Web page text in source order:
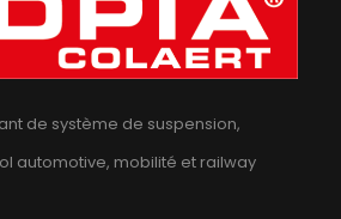
de système de suspension,
automotive, mobilité et railway